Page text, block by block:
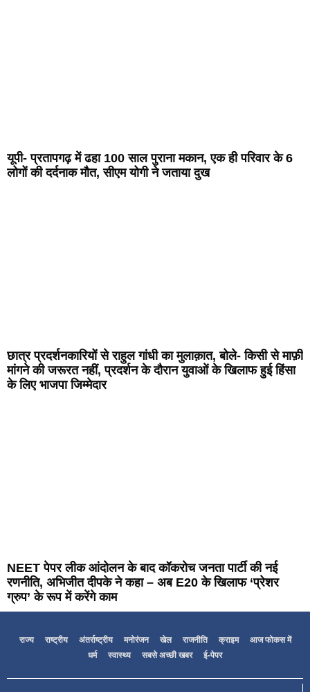
यूपी- प्रतापगढ़ में ढहा 100 साल पुराना मकान, एक ही परिवार के 6
लोगों की दर्दनाक मौत, सीएम योगी ने जताया दुख
छात्र प्रदर्शनकारियों से राहुल गांधी का मुलाक़ात, बोले- किसी से माफ़ी
मांगने की जरूरत नहीं, प्रदर्शन के दौरान युवाओं के खिलाफ हुई हिंसा
के लिए भाजपा जिम्मेदार
NEET पेपर लीक आंदोलन के बाद कॉकरोच जनता पार्टी की नई
रणनीति, अभिजीत दीपके ने कहा – अब E20 के खिलाफ ‘प्रेशर
ग्रुप’ के रूप में करेंगे काम
राज्य राष्ट्रीय अंतर्राष्ट्रीय मनोरंजन खेल राजनीति क्राइम
आज फोकस में
धर्म
स्वास्थ्य सबसे अच्छी खबर ई-पेपर